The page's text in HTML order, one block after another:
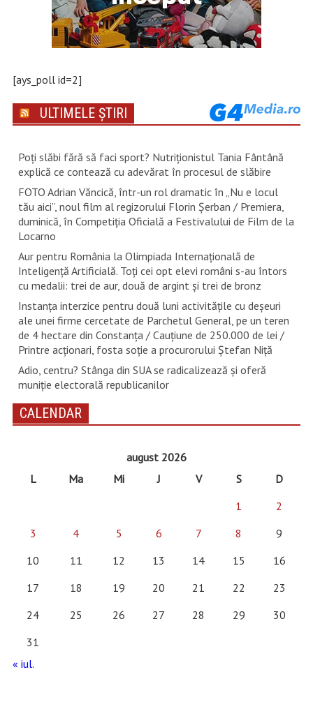
[ays_poll id=2]
ULTIMELE ȘTIRI
Poți slăbi fără să faci sport? Nutriționistul Tania Fântână
explică ce contează cu adevărat în procesul de slăbire
FOTO Adrian Văncică, într-un rol dramatic în „Nu e locul
tău aici”, noul film al regizorului Florin Șerban / Premiera,
duminică, în Competiția Oficială a Festivalului de Film de la
Locarno
Aur pentru România la Olimpiada Internațională de
Inteligență Artificială. Toți cei opt elevi români s-au întors
cu medalii: trei de aur, două de argint și trei de bronz
Instanța interzice pentru două luni activitățile cu deșeuri
ale unei firme cercetate de Parchetul General, pe un teren
de 4 hectare din Constanța / Cauțiune de 250.000 de lei /
Printre acționari, fosta soție a procurorului Ștefan Niță
Adio, centru? Stânga din SUA se radicalizează și oferă
muniție electorală republicanilor
CALENDAR
august 2026
L
Ma Mi J V S
D
1
2
3
4 5 6 7 8
9
10
11 12 13 14 15
16
17
18 19 20 21 22
23
24
25 26 27 28 29
30
31
« iul.